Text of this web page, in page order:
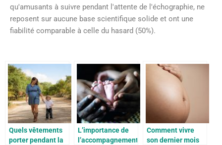
qu'amusants à suivre pendant l'attente de l'échographie, ne
reposent sur aucune base scientifique solide et ont une
fiabilité comparable à celle du hasard (50%).
Quels vêtements
porter pendant la
L’importance de
l’accompagnement
Comment vivre
son dernier mois